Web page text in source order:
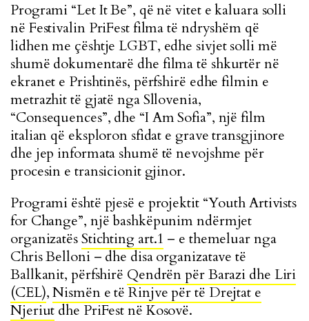
Programi “Let It Be”, që në vitet e kaluara solli
në Festivalin PriFest filma të ndryshëm që
lidhen me çështje LGBT, edhe sivjet solli më
shumë dokumentarë dhe filma të shkurtër në
ekranet e Prishtinës, përfshirë edhe filmin e
metrazhit të gjatë nga Sllovenia,
“Consequences”, dhe “I Am Sofia”, një film
italian që eksploron sfidat e grave transgjinore
dhe jep informata shumë të nevojshme për
procesin e transicionit gjinor.
Programi është pjesë e projektit “Youth Artivists
for Change”, një bashkëpunim ndërmjet
organizatësStichting art.1 – e themeluar nga
Chris Belloni – dhe disa organizatave të
Ballkanit, përfshirë Qendrën për Barazi dhe Liri
(CEL),Nismën e të Rinjve për të Drejtat e
Njeriut dhe PriFest në Kosovë.